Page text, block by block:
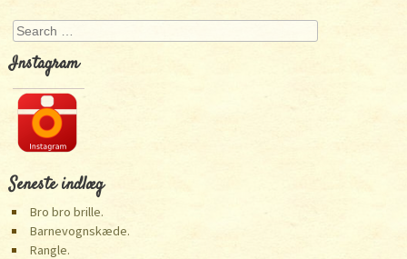
Post navigation
Search
Instagram
Seneste indlæg
Bro bro brille.
Barnevognskæde.
Rangle.